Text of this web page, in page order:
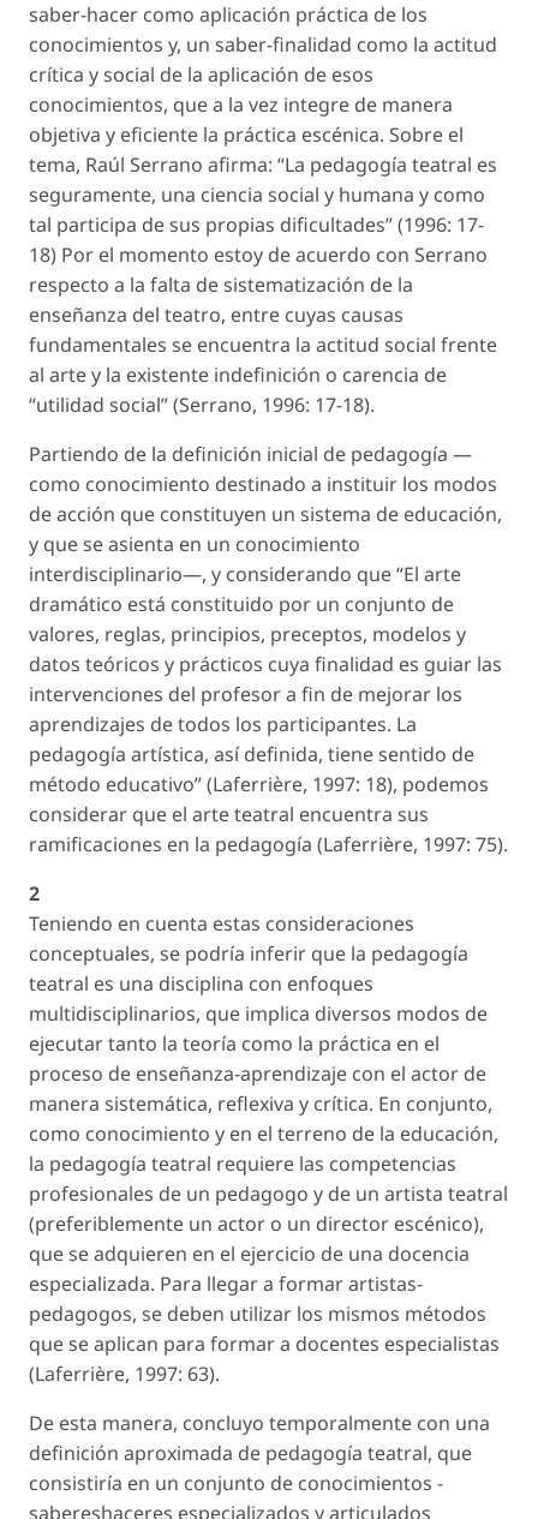
saber-hacer como aplicación práctica de los
conocimientos y, un saber-finalidad como la actitud
crítica y social de la aplicación de esos
conocimientos, que a la vez integre de manera
objetiva y eficiente la práctica escénica. Sobre el
tema, Raúl Serrano afirma: “La pedagogía teatral es
seguramente, una ciencia social y humana y como
tal participa de sus propias dificultades” (1996: 17-
18) Por el momento estoy de acuerdo con Serrano
respecto a la falta de sistematización de la
enseñanza del teatro, entre cuyas causas
fundamentales se encuentra la actitud social frente
al arte y la existente indefinición o carencia de
“utilidad social” (Serrano, 1996: 17-18).
Partiendo de la definición inicial de pedagogía —
como conocimiento destinado a instituir los modos
de acción que constituyen un sistema de educación,
y que se asienta en un conocimiento
interdisciplinario—, y considerando que “El arte
dramático está constituido por un conjunto de
valores, reglas, principios, preceptos, modelos y
datos teóricos y prácticos cuya finalidad es guiar las
intervenciones del profesor a fin de mejorar los
aprendizajes de todos los participantes. La
pedagogía artística, así definida, tiene sentido de
método educativo” (Laferrière, 1997: 18), podemos
considerar que el arte teatral encuentra sus
ramificaciones en la pedagogía (Laferrière, 1997: 75).
2
Teniendo en cuenta estas consideraciones
conceptuales, se podría inferir que la pedagogía
teatral es una disciplina con enfoques
multidisciplinarios, que implica diversos modos de
ejecutar tanto la teoría como la práctica en el
proceso de enseñanza-aprendizaje con el actor de
manera sistemática, reflexiva y crítica. En conjunto,
como conocimiento y en el terreno de la educación,
la pedagogía teatral requiere las competencias
profesionales de un pedagogo y de un artista teatral
(preferiblemente un actor o un director escénico),
que se adquieren en el ejercicio de una docencia
especializada. Para llegar a formar artistas-
pedagogos, se deben utilizar los mismos métodos
que se aplican para formar a docentes especialistas
(Laferrière, 1997: 63).
De esta manera, concluyo temporalmente con una
definición aproximada de pedagogía teatral, que
consistiría en un conjunto de conocimientos -
sabereshaceres especializados y articulados